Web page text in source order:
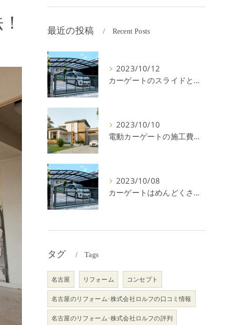
最近の投稿 Recent Posts
2023/10/12
カーゲートのスライドと跳ね上げの違いやメリットデメリットを解説！
2023/10/10
電動カーゲートの施工費用はいくら？耐用年数や注意点を解説！
2023/10/08
カーゲートはめんどくさい＆後悔？メリット・デメリットを解説！
タグ Tags
名古屋 リフォーム コンセプト
名古屋のリフォーム･株式会社ロルフの口コミ情報
名古屋のリフォーム･株式会社ロルフの評判